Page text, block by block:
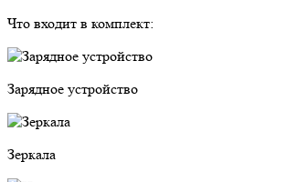
Что входит в комплект:
Зарядное устройство
Зеркала